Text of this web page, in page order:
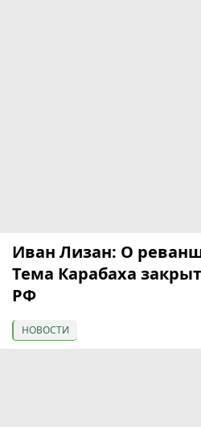
Иван Лизан: О
Тема Карабаха
РФ
НОВОСТИ